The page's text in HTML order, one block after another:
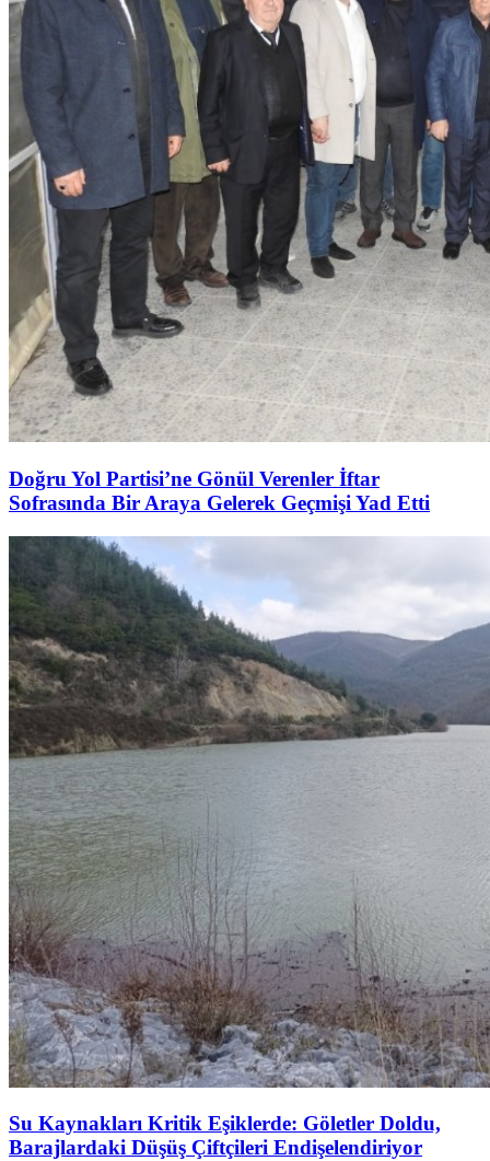
Doğru Yol Partisi’ne Gönül Verenler İftar
Sofrasında Bir Araya Gelerek Geçmişi Yad Etti
Su Kaynakları Kritik Eşiklerde: Göletler Doldu,
Barajlardaki Düşüş Çiftçileri Endişelendiriyor